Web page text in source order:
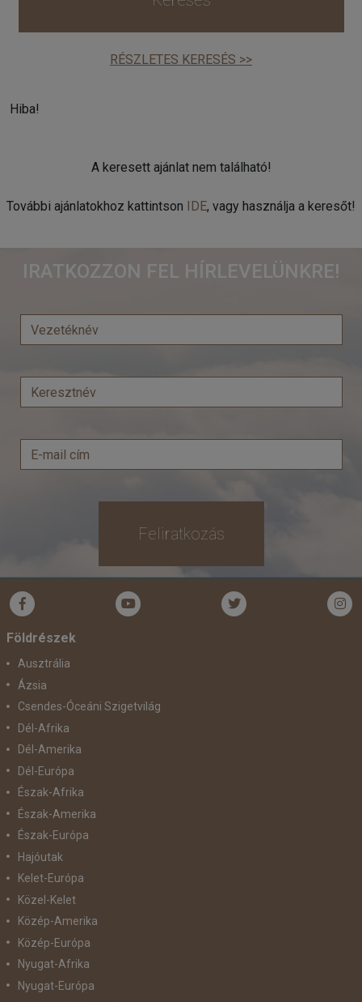
RÉSZLETES KERESÉS >>
Hiba!
A keresett ajánlat nem található!
További ajánlatokhoz kattintson IDE, vagy használja a keresőt!
IRATKOZZON FEL HÍRLEVELÜNKRE!
Feliratkozás
Földrészek
Ausztrália
Ázsia
Csendes-Óceáni Szigetvilág
Dél-Afrika
Dél-Amerika
Dél-Európa
Észak-Afrika
Észak-Amerika
Észak-Európa
Hajóutak
Kelet-Európa
Közel-Kelet
Közép-Amerika
Közép-Európa
Nyugat-Afrika
Nyugat-Európa